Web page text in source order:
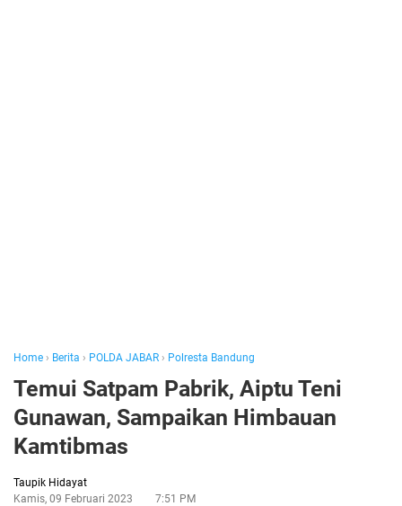
Home › Berita › POLDA JABAR › Polresta Bandung
Temui Satpam Pabrik, Aiptu Teni
Gunawan, Sampaikan Himbauan
Kamtibmas
Taupik Hidayat
Kamis, 09 Februari 2023
7:51 PM